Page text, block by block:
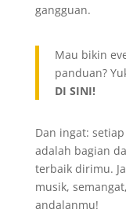
gangguan.
Mau bikin
panduan?
DI SINI!
Dan ingat:
adalah bagian
terbaik dirimu.
musik,
andalanmu!